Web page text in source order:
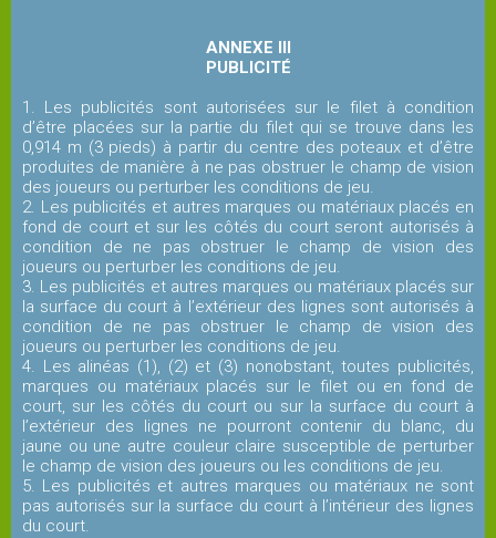
ANNEXE III
PUBLICITÉ
1. Les publicités sont autorisées sur le filet à condition
d’être placées sur la partie du filet qui se trouve dans les
0,914 m (3 pieds) à partir du centre des poteaux et d’être
produites de manière à ne pas obstruer le champ de vision
des joueurs ou perturber les conditions de jeu.
2. Les publicités et autres marques ou matériaux placés en
fond de court et sur les côtés du court seront autorisés à
condition de ne pas obstruer le champ de vision des
joueurs ou perturber les conditions de jeu.
3. Les publicités et autres marques ou matériaux placés sur
la surface du court à l’extérieur des lignes sont autorisés à
condition de ne pas obstruer le champ de vision des
joueurs ou perturber les conditions de jeu.
4. Les alinéas (1), (2) et (3) nonobstant, toutes publicités,
marques ou matériaux placés sur le filet ou en fond de
court, sur les côtés du court ou sur la surface du court à
l’extérieur des lignes ne pourront contenir du blanc, du
jaune ou une autre couleur claire susceptible de perturber
le champ de vision des joueurs ou les conditions de jeu.
5. Les publicités et autres marques ou matériaux ne sont
pas autorisés sur la surface du court à l’intérieur des lignes
du court.